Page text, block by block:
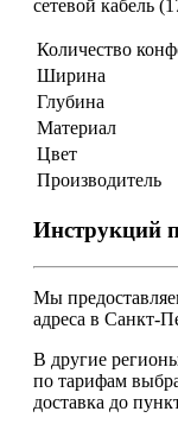
сетевой кабель
Количество
Ширина
Глубина
Материал
Цвет
Производитель
Инструкций
Мы
адреса в Санкт-
В другие
по тарифам
доставка до